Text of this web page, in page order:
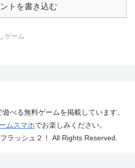
トを書き込む
ゲーム
べる無料ゲームを掲載しています。
ムスマホでお楽しみください。
ラッシュ２！ All Rights Reserved.